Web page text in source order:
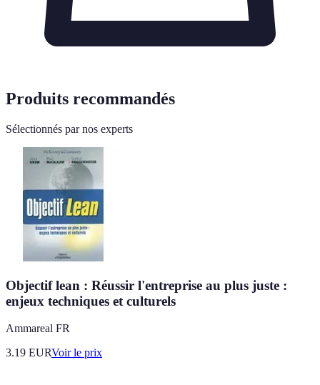
Produits recommandés
Sélectionnés par nos experts
Objectif lean : Réussir l'entreprise au plus juste :
enjeux techniques et culturels
Ammareal FR
3.19 EURVoir le prix